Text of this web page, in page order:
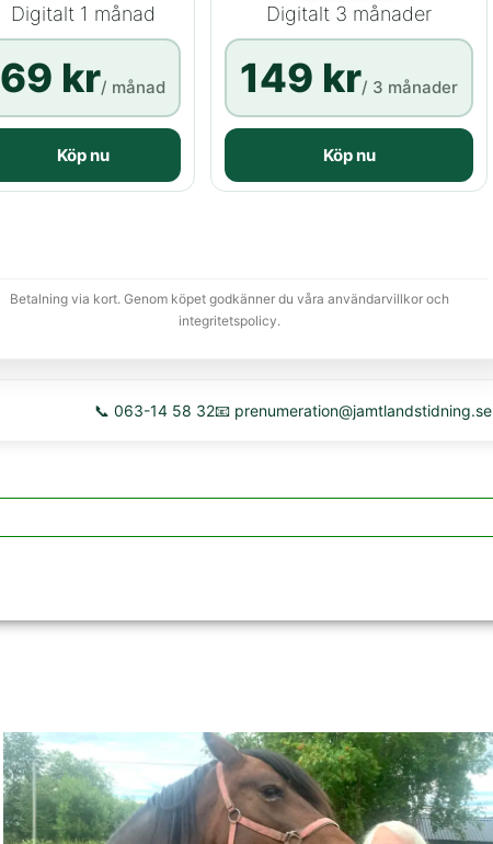
Digitalt 1 månad
69 kr/ månad
Köp nu
Digitalt 3 månader
149 kr/ 3 månader
Köp nu
Betalning via kort. Genom köpet godkänner du våra användarvillkor och
integritetspolicy.
📞 063-14 58 32📧 prenumeration@jamtlandstidning.se